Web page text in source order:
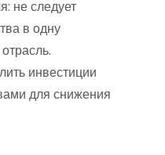
не следует
в одну
инвестиции
для снижения